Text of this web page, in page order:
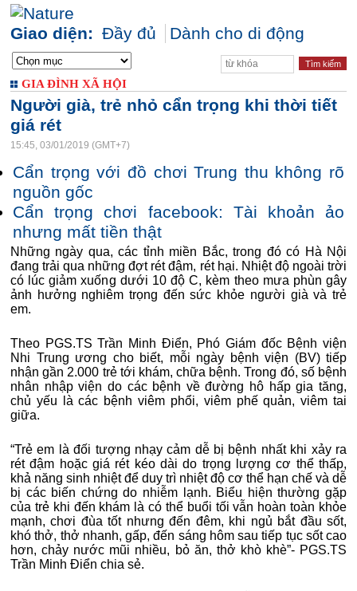
Giao diện: Đầy đủ Dành cho di động
GIA ĐÌNH XÃ HỘI
Người già, trẻ nhỏ cẩn trọng khi thời tiết
giá rét
15:45, 03/01/2019 (GMT+7)
Cẩn trọng với đồ chơi Trung thu không rõ
nguồn gốc
Cẩn trọng chơi facebook: Tài khoản ảo
nhưng mất tiền thật
Những ngày qua, các tỉnh miền Bắc, trong đó có Hà Nội
đang trải qua những đợt rét đậm, rét hại. Nhiệt độ ngoài trời
có lúc giảm xuống dưới 10 độ C, kèm theo mưa phùn gây
ảnh hưởng nghiêm trọng đến sức khỏe người già và trẻ
em.
Theo PGS.TS Trần Minh Điển, Phó Giám đốc Bệnh viện
Nhi Trung ương cho biết, mỗi ngày bệnh viện (BV) tiếp
nhận gần 2.000 trẻ tới khám, chữa bệnh. Trong đó, số bệnh
nhân nhập viện do các bệnh về đường hô hấp gia tăng,
chủ yếu là các bệnh viêm phổi, viêm phế quản, viêm tai
giữa.
“Trẻ em là đối tượng nhạy cảm dễ bị bệnh nhất khi xảy ra
rét đậm hoặc giá rét kéo dài do trọng lượng cơ thể thấp,
khả năng sinh nhiệt để duy trì nhiệt độ cơ thể hạn chế và dễ
bị các biến chứng do nhiễm lạnh. Biểu hiện thường gặp
của trẻ khi đến khám là có thể buổi tối vẫn hoàn toàn khỏe
mạnh, chơi đùa tốt nhưng đến đêm, khi ngủ bắt đầu sốt,
khó thở, thở nhanh, gấp, đến sáng hôm sau tiếp tục sốt cao
hơn, chảy nước mũi nhiều, bỏ ăn, thở khò khè”- PGS.TS
Trần Minh Điển chia sẻ.